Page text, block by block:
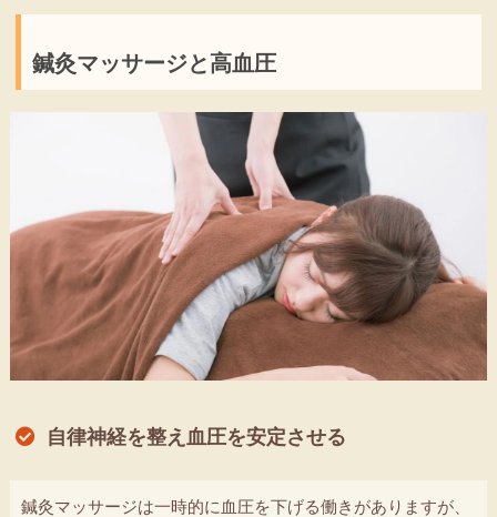
鍼灸マッサージと高血圧
自律神経を整え血圧を安定させる
鍼灸マッサージは一時的に血圧を下げる働きがありますが、